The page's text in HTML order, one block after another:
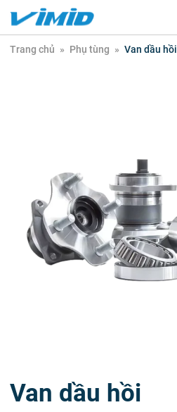
Trang chủ » Phụ tùng » Van dầu hồi
Van dầu hồi